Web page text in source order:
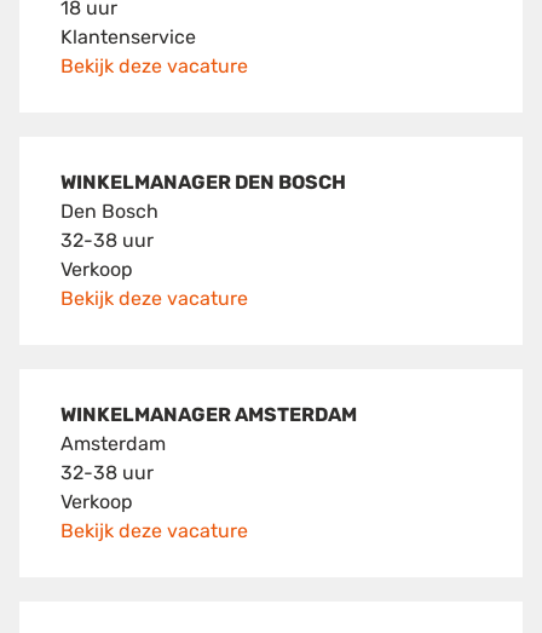
18 uur
Klantenservice
Bekijk deze vacature
WINKELMANAGER DEN BOSCH
Den Bosch
32-38 uur
Verkoop
Bekijk deze vacature
WINKELMANAGER AMSTERDAM
Amsterdam
32-38 uur
Verkoop
Bekijk deze vacature